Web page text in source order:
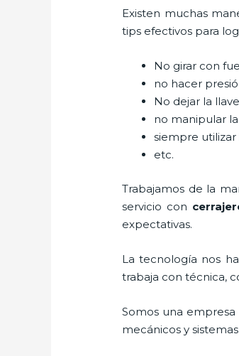
Existen muchas
tips efectivos para
No girar con
no hacer
No dejar la
no manipular
siempre
etc.
Trabajamos de la
servicio con
expectativas.
La tecnología nos
trabaja con técnica,
Somos una
mecánicos y